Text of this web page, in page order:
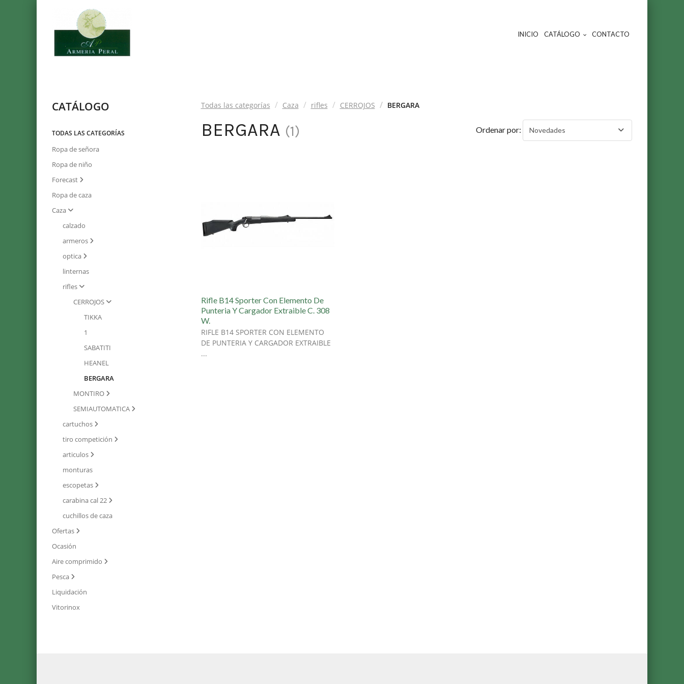
INICIO CATÁLOGO CONTACTO
CATÁLOGO
TODAS LAS CATEGORÍAS
Ropa de señora
Ropa de niño
Forecast
Ropa de caza
Caza
calzado
armeros
optica
linternas
rifles
CERROJOS
TIKKA
1
SABATITI
HEANEL
BERGARA
MONTIRO
SEMIAUTOMATICA
cartuchos
tiro competición
articulos
monturas
escopetas
carabina cal 22
cuchillos de caza
Ofertas
Ocasión
Aire comprimido
Pesca
Liquidación
Vitorinox
Todas las categorías Caza rifles CERROJOS BERGARA
BERGARA (1) Ordenar por: Novedades
Rifle B14 Sporter Con Elemento De
Punteria Y Cargador Extraible C. 308
W.
RIFLE B14 SPORTER CON ELEMENTO
DE PUNTERIA Y CARGADOR EXTRAIBLE
...